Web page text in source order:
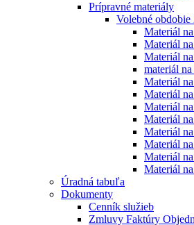
Prípravné materiály
Volebné obdobie
Materiál
Materiál
Materiál
materiál
Materiál
Materiál
Materiál
Materiál
Materiál
Materiál
Materiál
Materiál
Úradná tabuľa
Dokumenty
Cenník služieb
Zmluvy Faktúry